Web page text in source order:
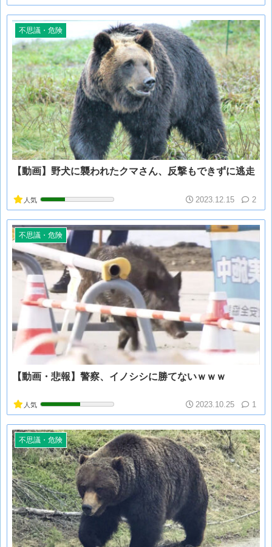
不思議・危険
【動画】野犬に襲われたクマさん、反撃もできずに逃走
人気 2023.12.15 2
不思議・危険
【動画・悲報】警察、イノシシに勝てないｗｗｗ
人気 2023.10.25 1
不思議・危険